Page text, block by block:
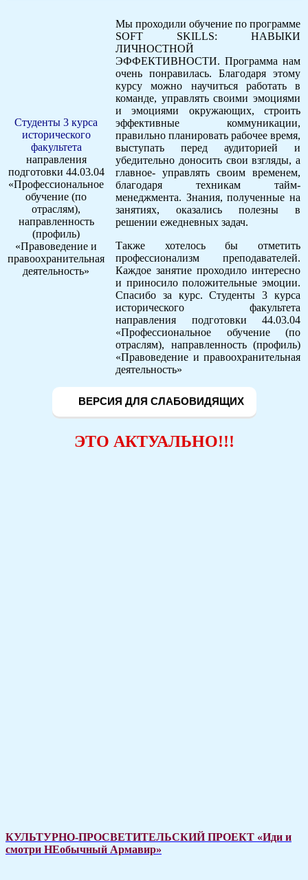
Студенты 3 курса
исторического
факультета
направления
подготовки 44.03.04
«Профессиональное
обучение (по
отраслям),
направленность
(профиль)
«Правоведение и
правоохранительная
деятельность»
Мы проходили обучение по программе
SOFT SKILLS: НАВЫКИ
ЛИЧНОСТНОЙ
ЭФФЕКТИВНОСТИ. Программа нам
очень понравилась. Благодаря этому
курсу можно научиться работать в
команде, управлять своими эмоциями
и эмоциями окружающих, строить
эффективные коммуникации,
правильно планировать рабочее время,
выступать перед аудиторией и
убедительно доносить свои взгляды, а
главное- управлять своим временем,
благодаря техникам тайм-
менеджмента. Знания, полученные на
занятиях, оказались полезны в
решении ежедневных задач.
Также хотелось бы отметить
профессионализм преподавателей.
Каждое занятие проходило интересно
и приносило положительные эмоции.
Спасибо за курс. Студенты 3 курса
исторического факультета
направления подготовки 44.03.04
«Профессиональное обучение (по
отраслям), направленность (профиль)
«Правоведение и правоохранительная
деятельность»
ВЕРСИЯ ДЛЯ СЛАБОВИДЯЩИХ
ЭТО АКТУАЛЬНО!!!
КУЛЬТУРНО-ПРОСВЕТИТЕЛЬСКИЙ ПРОЕКТ «Иди и
смотри НЕобычный Армавир»